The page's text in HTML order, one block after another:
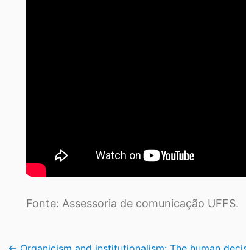
Fonte: Assessoria de comunicação UFFS.